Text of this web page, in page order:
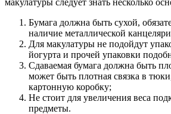
Бумага должна быть сухой,
наличие металлической
Для макулатуры не подойдут
йогурта и прочей упаковки
Сдаваемая бумага должна быть
может быть плотная связка в
картонную коробку;
Не стоит для увеличения веса
предметы.